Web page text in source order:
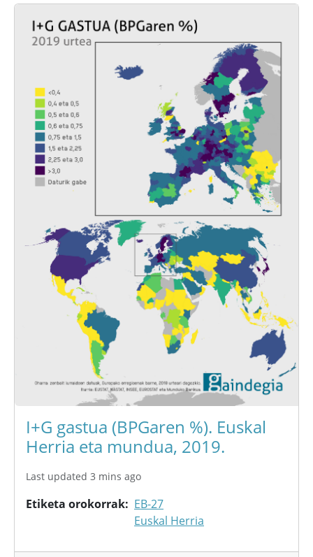
I+G gastua (BPGaren %). Euskal
Herria eta mundua, 2019.
Last updated 3 mins ago
Etiketa orokorrak
EB-27
Euskal Herria